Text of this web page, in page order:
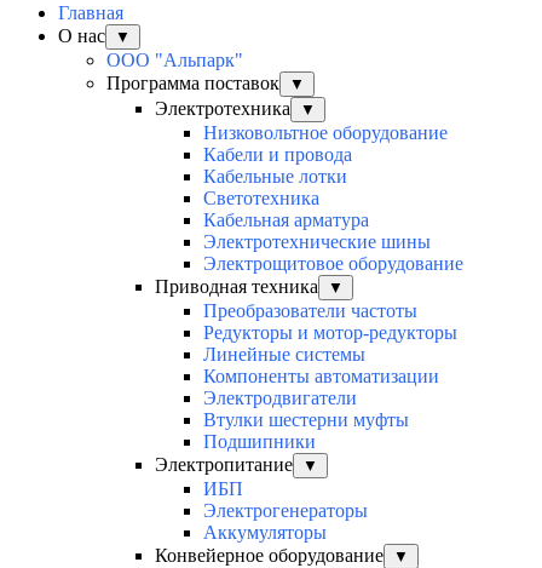
Главная
О нас
▼
ООО "Альпарк"
Программа поставок
▼
Электротехника ▼
Низковольтное оборудование
Кабели и провода
Кабельные лотки
Светотехника
Кабельная арматура
Электротехнические шины
Электрощитовое оборудование
Приводная техника
▼
Преобразователи частоты
Редукторы и мотор-редукторы
Линейные системы
Компоненты автоматизации
Электродвигатели
Втулки шестерни муфты
Подшипники
Электропитание
▼
ИБП
Электрогенераторы
Аккумуляторы
Конвейерное оборудование
▼